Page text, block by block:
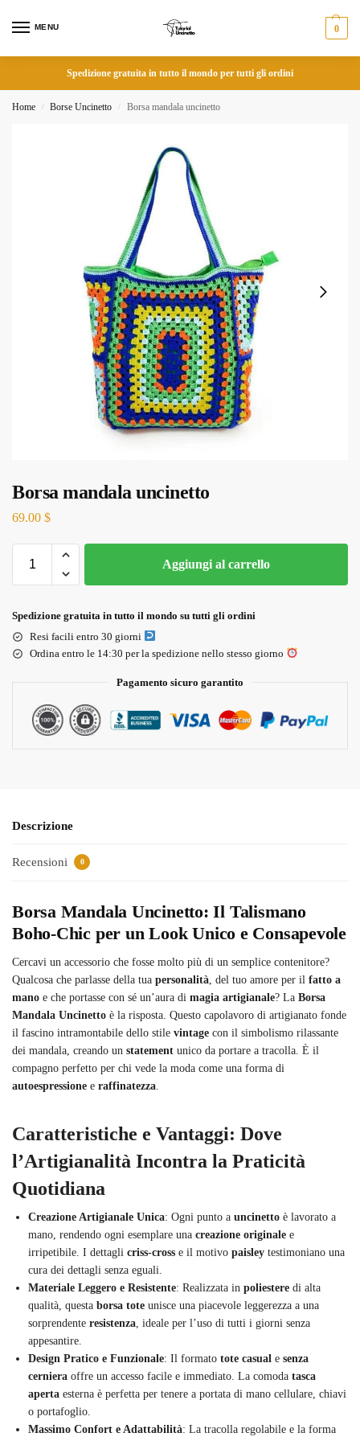
MENU 0
Spedizione gratuita in tutto il mondo per tutti gli ordini
Home / Borse Uncinetto / Borsa mandala uncinetto
Borsa mandala uncinetto
69.00 $
Aggiungi al carrello
Spedizione gratuita in tutto il mondo su tutti gli ordini
Resi facili entro 30 giorni
Ordina entro le 14:30 per la spedizione nello stesso giorno
Pagamento sicuro garantito
Descrizione
Recensioni 0
Borsa Mandala Uncinetto: Il Talismano
Boho-Chic per un Look Unico e Consapevole
Cercavi un accessorio che fosse molto più di un semplice contenitore?
Qualcosa che parlasse della tua personalità, del tuo amore per il fatto a
mano e che portasse con sé un’aura di magia artigianale? La Borsa
Mandala Uncinetto è la risposta. Questo capolavoro di artigianato fonde
il fascino intramontabile dello stile vintage con il simbolismo rilassante
dei mandala, creando un statement unico da portare a tracolla. È il
compagno perfetto per chi vede la moda come una forma di
autoespressione e raffinatezza.
Caratteristiche e Vantaggi: Dove
l’Artigianalità Incontra la Praticità
Quotidiana
Creazione Artigianale Unica: Ogni punto a uncinetto è lavorato a
mano, rendendo ogni esemplare una creazione originale e
irripetibile. I dettagli criss-cross e il motivo paisley testimoniano una
cura dei dettagli senza eguali.
Materiale Leggero e Resistente: Realizzata in poliestere di alta
qualità, questa borsa tote unisce una piacevole leggerezza a una
sorprendente resistenza, ideale per l’uso di tutti i giorni senza
appesantire.
Design Pratico e Funzionale: Il formato tote casual e senza
cerniera offre un accesso facile e immediato. La comoda tasca
aperta esterna è perfetta per tenere a portata di mano cellulare, chiavi
o portafoglio.
Massimo Confort e Adattabilità: La tracolla regolabile e la forma